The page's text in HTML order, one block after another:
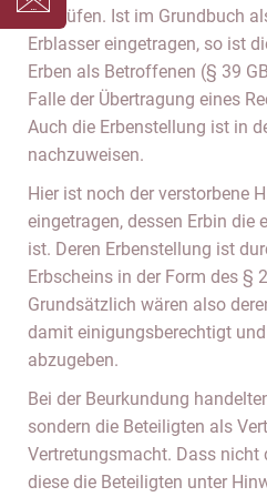
zu prüfen. Ist im Grundbuch
Erblasser eingetragen, so ist
Erben als Betroffenen (§ 39
Falle der Übertragung eines
Auch die Erbenstellung ist in
nachzuweisen.
Hier ist noch der verstorbene
eingetragen, dessen Erbin die
ist. Deren Erbenstellung ist
Erbscheins in der Form des §
Grundsätzlich wären also
damit einigungsberechtigt
abzugeben.
Bei der Beurkundung
sondern die Beteiligten als
Vertretungsmacht. Dass nicht
diese die Beteiligten unter